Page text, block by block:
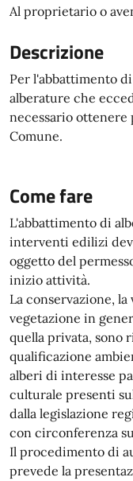
Al proprietario o
Descrizione
Per l'abbattimento
alberature che
necessario ottenere
Comune.
Come fare
L'abbattimento di
interventi edilizi
oggetto del
inizio attività.
La conservazione,
vegetazione in
quella privata, sono
qualificazione
alberi di interesse
culturale presenti
dalla legislazione
con circonferenza
Il procedimento di
prevede la